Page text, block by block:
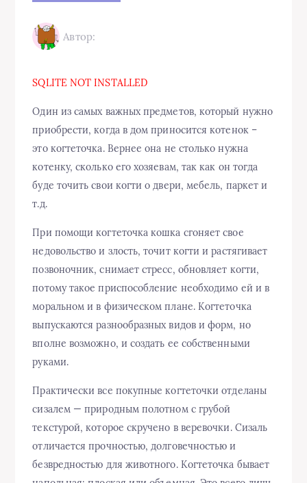
Автор:
SQLITE NOT INSTALLED
Один из самых важных предметов, который нужно
приобрести, когда в дом приносится котенок –
это когтеточка. Вернее она не столько нужна
котенку, сколько его хозяевам, так как он тогда
буде точить свои когти о двери, мебель, паркет и
т.д.
При помощи когтеточка кошка сгоняет свое
недовольство и злость, точит когти и растягивает
позвоночник, снимает стресс, обновляет когти,
потому такое приспособление необходимо ей и в
моральном и в физическом плане. Когтеточка
выпускаются разнообразных видов и форм, но
вполне возможно, и создать ее собственными
руками.
Практически все покупные когтеточки отделаны
сизалем — природным полотном с грубой
текстурой, которое скручено в веревочки. Сизаль
отличается прочностью, долговечностью и
безвредностью для животного. Когтеточка бывает